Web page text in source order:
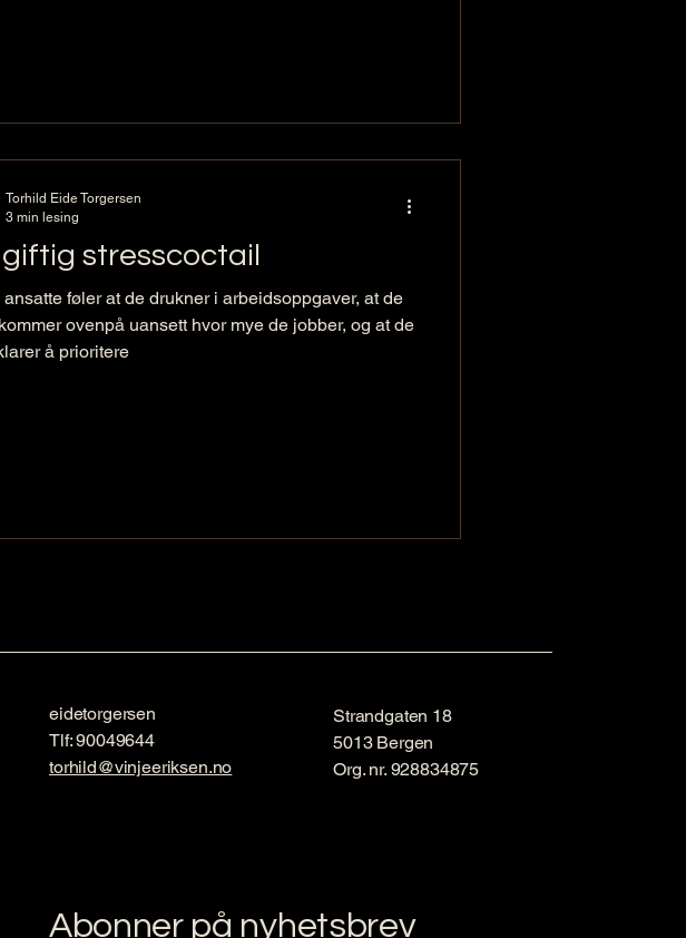
giftig stresscoctail
ansatte føler at de drukner i arbeidsoppgaver, at de
ovenpå uansett hvor mye de jobber, og at de
å prioritere
Torhild Eide Torgersen
3 min lesing
eidetorgersen
Tlf: 90049644
torhild@vinjeeriksen.no
Strandgaten 18
5013 Bergen
Org. nr. 928834875
Abonner på nyhetsbrev